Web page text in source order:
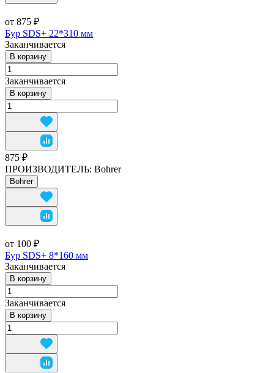
от 875 ₽
Бур SDS+ 22*310 мм
Заканчивается
В корзину
Заканчивается
В корзину
875 ₽
ПРОИЗВОДИТЕЛЬ: Bohrer
Bohrer
от 100 ₽
Бур SDS+ 8*160 мм
Заканчивается
В корзину
Заканчивается
В корзину